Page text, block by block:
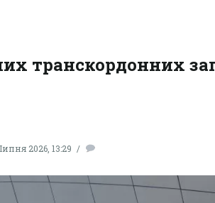
транскордонних
2026, 13:29